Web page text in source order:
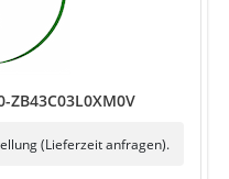
ZB43C03L0XM0V
(Lieferzeit anfragen).